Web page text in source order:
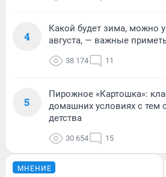
4
Какой будет зима, можно
августа, — важные
38 174 11
5
Пирожное «Картошка»:
домашних условиях с тем
детства
30 654 15
МНЕНИЕ